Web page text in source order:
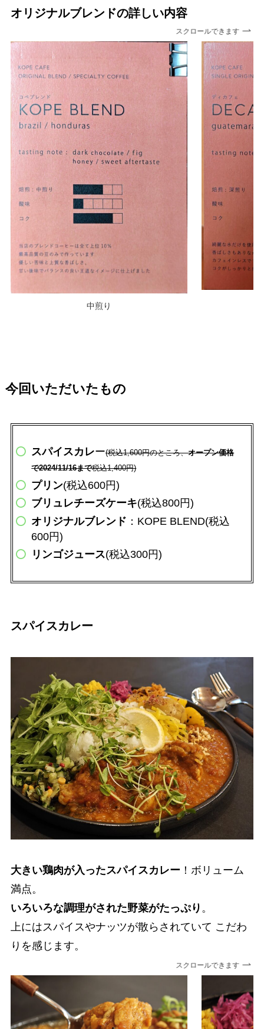
オリジナルブレンドの詳しい内容
スクロールできます
中煎り
今回いただいたもの
スパイスカレー(税込1,600円のところ、オープン価格
で2024/11/16まで税込1,400円)
プリン(税込600円)
ブリュレチーズケーキ(税込800円)
オリジナルブレンド ：KOPE BLEND(税込
600円)
リンゴジュース(税込300円)
スパイスカレー
大きい鶏肉が入ったスパイスカレー！ボリューム
満点。
いろいろな調理がされた野菜がたっぷり 。
上にはスパイスやナッツが散らされていて こだわ
りを感じます。
スクロールできます